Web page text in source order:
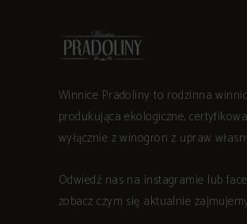
Winnice Pradoliny to rodzinna
produkująca ekologiczne,
wyłącznie z winogron z upraw
Odwiedź nas na instagramie lub
zobacz czym się aktualnie